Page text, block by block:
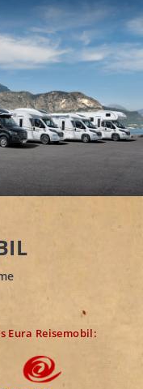
Eura Reisemobil: